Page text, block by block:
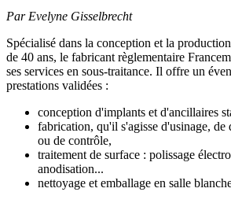
Par Evelyne Gisselbrecht
Spécialisé dans la conception et la
de 40 ans, le fabricant règlementaire
ses services en sous-traitance. Il offre un
prestations validées :
conception d'implants et d'ancillaires
fabrication, qu'il s'agisse d'usinage, de
ou de contrôle,
traitement de surface : polissage
anodisation...
nettoyage et emballage en salle